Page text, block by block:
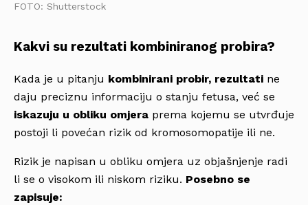
FOTO: Shutterstock
Kakvi su rezultati kombiniranog probira?
Kada je u pitanju kombinirani probir, rezultati ne
daju preciznu informaciju o stanju fetusa, već se
iskazuju u obliku omjera prema kojemu se utvrđuje
postoji li povećan rizik od kromosomopatije ili ne.
Rizik je napisan u obliku omjera uz objašnjenje radi
li se o visokom ili niskom riziku. Posebno se
zapisuje: